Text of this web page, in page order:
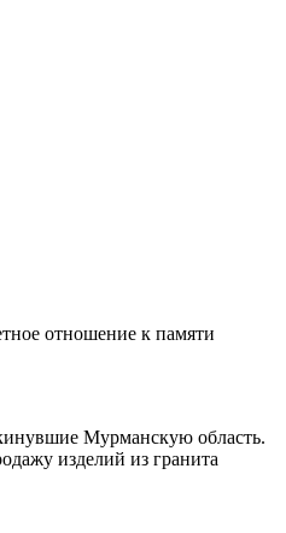
отношение к памяти
Мурманскую область.
изделий из гранита